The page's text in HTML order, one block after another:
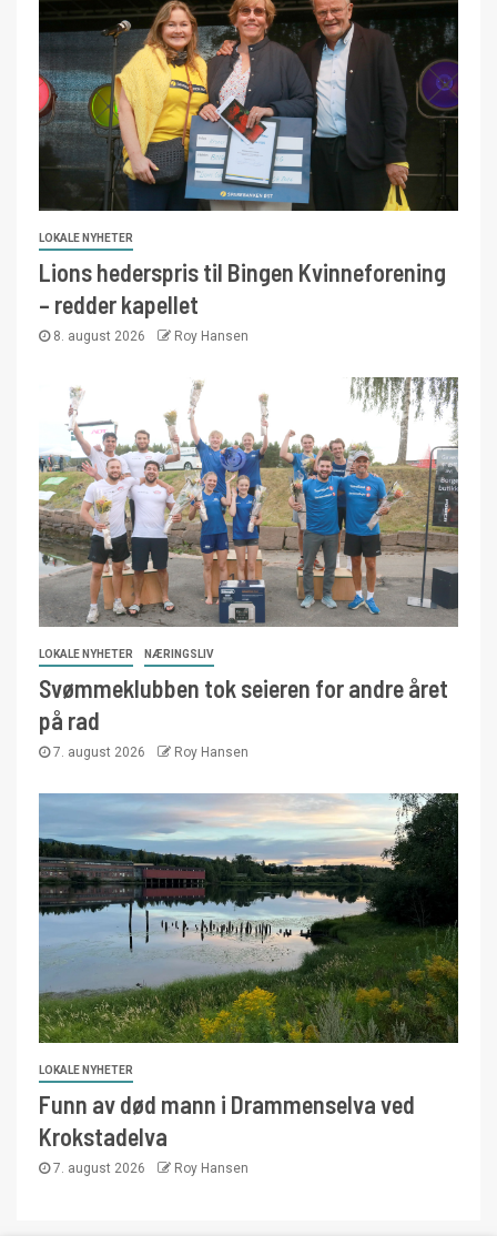
LOKALE NYHETER
Lions hederspris til Bingen Kvinneforening
– redder kapellet
8. august 2026 Roy Hansen
LOKALE NYHETER NÆRINGSLIV
Svømmeklubben tok seieren for andre året
på rad
7. august 2026 Roy Hansen
LOKALE NYHETER
Funn av død mann i Drammenselva ved
Krokstadelva
7. august 2026 Roy Hansen